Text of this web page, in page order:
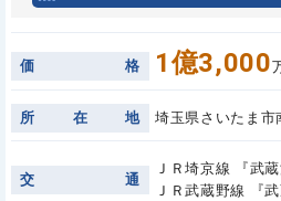
価 格 1億3,000
所 在 地 埼玉県さいたま市
交 通
ＪＲ埼京線 『武
ＪＲ武蔵野線 『